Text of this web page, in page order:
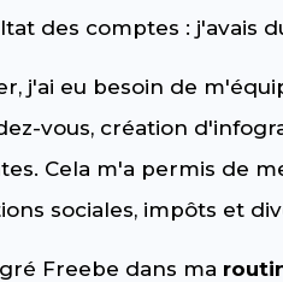
des comptes : j'avais
j'ai eu besoin de
vous, création
Cela m'a permis de
sociales, impôts et
Freebe dans ma